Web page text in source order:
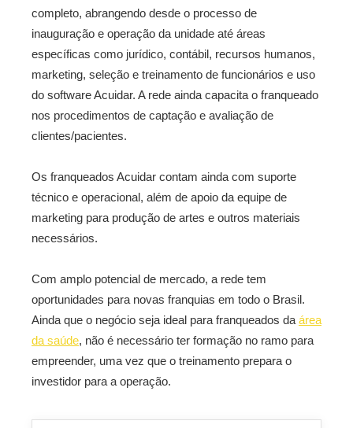
completo, abrangendo desde o processo de
inauguração e operação da unidade até áreas
específicas como jurídico, contábil, recursos humanos,
marketing, seleção e treinamento de funcionários e uso
do software Acuidar. A rede ainda capacita o franqueado
nos procedimentos de captação e avaliação de
clientes/pacientes.
Os franqueados Acuidar contam ainda com suporte
técnico e operacional, além de apoio da equipe de
marketing para produção de artes e outros materiais
necessários.
Com amplo potencial de mercado, a rede tem
oportunidades para novas franquias em todo o Brasil.
Ainda que o negócio seja ideal para franqueados da área
da saúde, não é necessário ter formação no ramo para
empreender, uma vez que o treinamento prepara o
investidor para a operação.